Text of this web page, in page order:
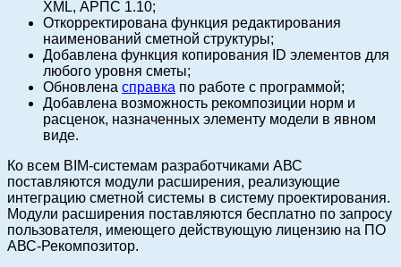
XML, АРПС 1.10;
Откорректирована функция редактирования
наименований сметной структуры;
Добавлена функция копирования ID элементов для
любого уровня сметы;
Обновлена справка по работе с программой;
Добавлена возможность рекомпозиции норм и
расценок, назначенных элементу модели в явном
виде.
Ко всем BIM-системам разработчиками АВС
поставляются модули расширения, реализующие
интеграцию сметной системы в систему проектирования.
Модули расширения поставляются бесплатно по запросу
пользователя, имеющего действующую лицензию на ПО
АВС-Рекомпозитор.